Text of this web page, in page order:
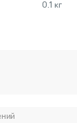
0.1 кг